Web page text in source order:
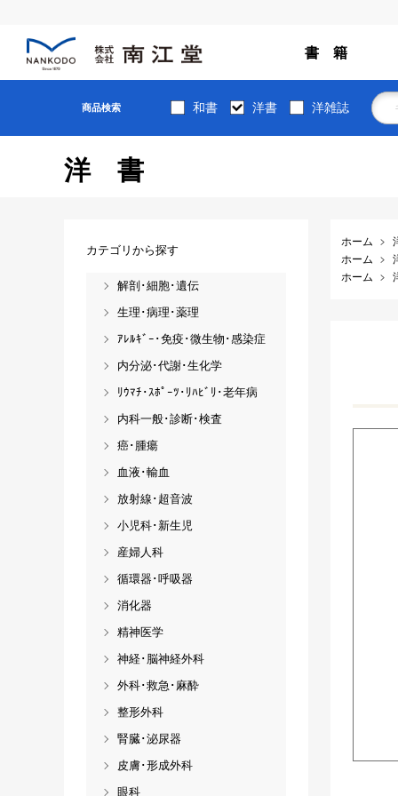
書 籍
商品検索 和書 洋書 洋雑誌
洋書
ホーム
ホーム
ホーム
カテゴリから探す
解剖･細胞･遺伝
生理･病理･薬理
ｱﾚﾙｷﾞｰ･免疫･微生物･感染症
内分泌･代謝･生化学
ﾘｳﾏﾁ･ｽﾎﾟｰﾂ･ﾘﾊﾋﾞﾘ･老年病
内科一般･診断･検査
癌･腫瘍
血液･輸血
放射線･超音波
小児科･新生児
産婦人科
循環器･呼吸器
消化器
精神医学
神経･脳神経外科
外科･救急･麻酔
整形外科
腎臓･泌尿器
皮膚･形成外科
眼科